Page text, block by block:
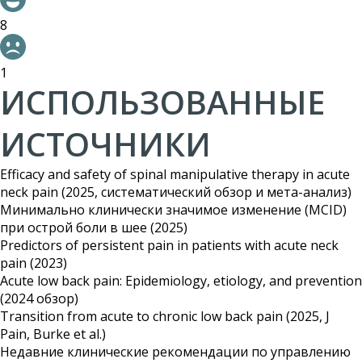
8
1
ИСПОЛЬЗОВАННЫЕ
ИСТОЧНИКИ
Efficacy and safety of spinal manipulative therapy in acute
neck pain (2025, систематический обзор и мета-анализ)
Минимально клинически значимое изменение (MCID)
при острой боли в шее (2025)
Predictors of persistent pain in patients with acute neck
pain (2023)
Acute low back pain: Epidemiology, etiology, and prevention
(2024 обзор)
Transition from acute to chronic low back pain (2025, J
Pain, Burke et al.)
Недавние клинические рекомендации по управлению